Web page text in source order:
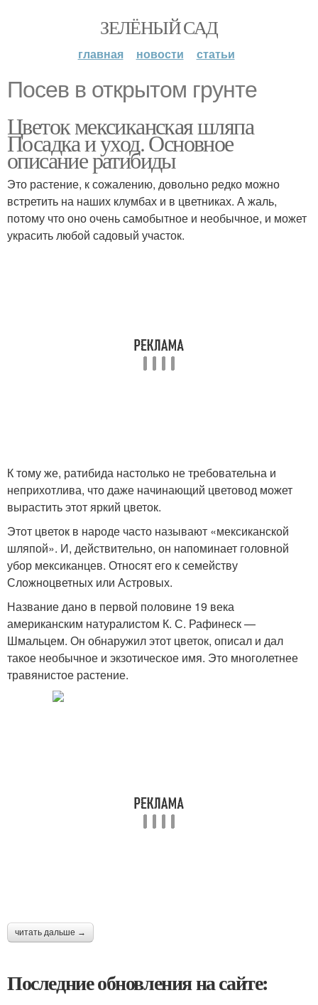
ЗЕЛЁНЫЙ САД
главная новости статьи
Посев в открытом грунте
Цветок мексиканская шляпа
Посадка и уход. Основное
описание ратибиды
Это растение, к сожалению, довольно редко можно
встретить на наших клумбах и в цветниках. А жаль,
потому что оно очень самобытное и необычное, и может
украсить любой садовый участок.
К тому же, ратибида настолько не требовательна и
неприхотлива, что даже начинающий цветовод может
вырастить этот яркий цветок.
Этот цветок в народе часто называют «мексиканской
шляпой». И, действительно, он напоминает головной
убор мексиканцев. Относят его к семейству
Сложноцветных или Астровых.
Название дано в первой половине 19 века
американским натуралистом К. С. Рафинеск —
Шмальцем. Он обнаружил этот цветок, описал и дал
такое необычное и экзотическое имя. Это многолетнее
травянистое растение.
читать дальше →
Последние обновления на сайте: